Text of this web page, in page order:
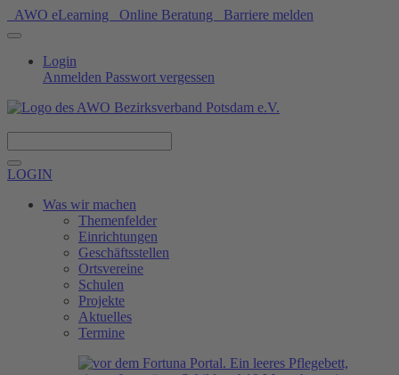
AWO eLearning Online Beratung Barriere melden
Login
Anmelden Passwort vergessen
LOGIN
Was wir machen
Themenfelder
Einrichtungen
Geschäftsstellen
Ortsvereine
Schulen
Projekte
Aktuelles
Termine